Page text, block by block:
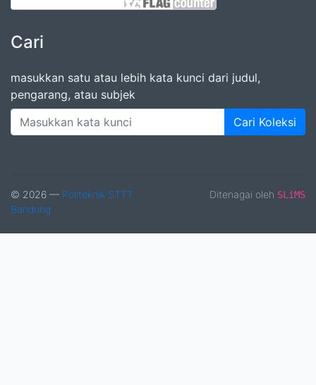
Cari
masukkan satu atau lebih kata kunci dari judul,
pengarang, atau subjek
Cari Koleksi
© 2026 — Politeknik STTT
Bandung
Ditenagai oleh SLiMS